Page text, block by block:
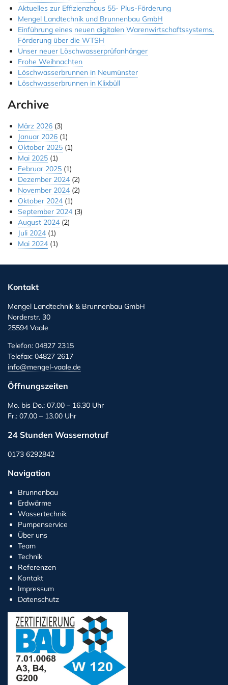
Jobs & Ausbildung
Referenzen
Kontakt
Instagram
Aktuelles zur Effizienzhaus 55- Plus-Förderung
Mengel Landtechnik und Brunnenbau GmbH
Einführung eines neuen digitalen Warenwirtschaftssystems,
Förderung über die WTSH
Unser neuer Löschwasserprüfanhänger
Frohe Weihnachten
Löschwasserbrunnen in Neumünster
Löschwasserbrunnen in Klixbüll
Archive
März 2026 (3)
Januar 2026 (1)
Oktober 2025 (1)
Mai 2025 (1)
Februar 2025 (1)
Dezember 2024 (2)
November 2024 (2)
Oktober 2024 (1)
September 2024 (3)
August 2024 (2)
Juli 2024 (1)
Mai 2024 (1)
Kontakt
Mengel Landtechnik & Brunnenbau GmbH
Norderstr. 30
25594 Vaale
Telefon: 04827 2315
Telefax: 04827 2617
info@mengel-vaale.de
Öffnungszeiten
Mo. bis Do.: 07.00 – 16.30 Uhr
Fr.: 07.00 – 13.00 Uhr
24 Stunden Wassernotruf
0173 6292842
Navigation
Brunnenbau
Erdwärme
Wassertechnik
Pumpenservice
Über uns
Team
Technik
Referenzen
Kontakt
Impressum
Datenschutz